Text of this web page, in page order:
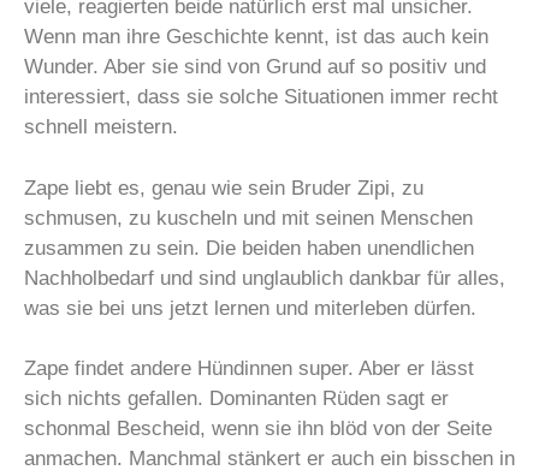
viele, reagierten beide natürlich erst mal unsicher.
Wenn man ihre Geschichte kennt, ist das auch kein
Wunder. Aber sie sind von Grund auf so positiv und
interessiert, dass sie solche Situationen immer recht
schnell meistern.
Zape liebt es, genau wie sein Bruder Zipi, zu
schmusen, zu kuscheln und mit seinen Menschen
zusammen zu sein. Die beiden haben unendlichen
Nachholbedarf und sind unglaublich dankbar für alles,
was sie bei uns jetzt lernen und miterleben dürfen.
Zape findet andere Hündinnen super. Aber er lässt
sich nichts gefallen. Dominanten Rüden sagt er
schonmal Bescheid, wenn sie ihn blöd von der Seite
anmachen. Manchmal stänkert er auch ein bisschen in